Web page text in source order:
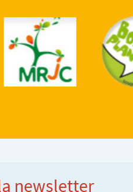
newsletter